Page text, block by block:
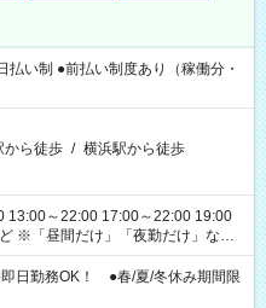
い制 ●前払い制度あり（稼働分・
から徒歩 / 横浜駅から徒歩
13:00～22:00 17:00～22:00 19:00
ど
日勤務OK！ ●春/夏/冬休み期間限